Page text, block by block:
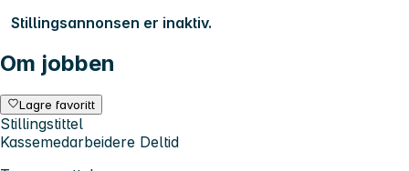
Stillingsannonsen er inaktiv.
Om jobben
Lagre favoritt
Stillingstittel
Kassemedarbeidere Deltid